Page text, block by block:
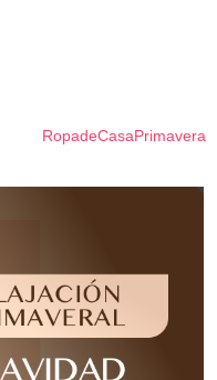
RopadeCasaPrimavera